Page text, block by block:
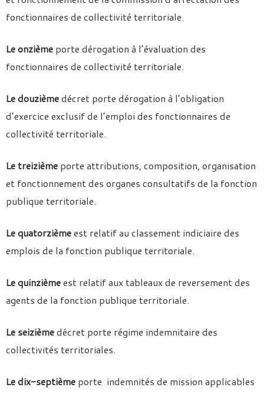
fonctionnaires de collectivité territoriale.
Le onzième porte dérogation à l’évaluation des
fonctionnaires de collectivité territoriale.
Le douzièmedécret porte dérogation à l’obligation
d’exercice exclusif de l’emploi des fonctionnaires de
collectivité territoriale.
Le treizième porte attributions, composition, organisation
et fonctionnement des organes consultatifs de la fonction
publique territoriale.
Le quatorzièmeest relatif au classement indiciaire des
emplois de la fonction publique territoriale.
Le quinzièmeest relatif aux tableaux de reversement des
agents de la fonction publique territoriale.
Le seizièmedécret porte régime indemnitaire des
collectivités territoriales.
Le dix-septième porte indemnités de mission applicables